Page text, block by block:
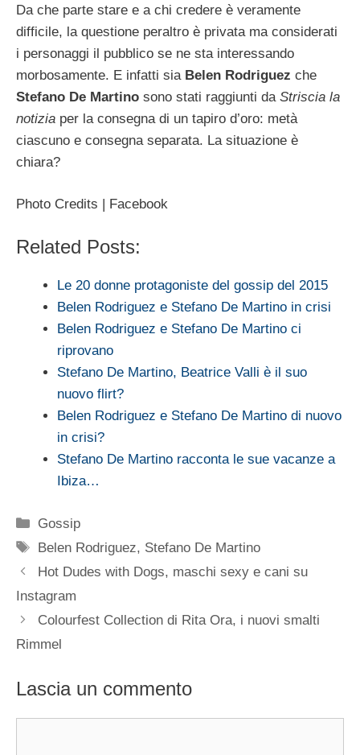
Da che parte stare e a chi credere è veramente
difficile, la questione peraltro è privata ma considerati
i personaggi il pubblico se ne sta interessando
morbosamente. E infatti sia Belen Rodriguez che
Stefano De Martino sono stati raggiunti da Striscia la
notizia per la consegna di un tapiro d’oro: metà
ciascuno e consegna separata. La situazione è
chiara?
Photo Credits | Facebook
Related Posts:
Le 20 donne protagoniste del gossip del 2015
Belen Rodriguez e Stefano De Martino in crisi
Belen Rodriguez e Stefano De Martino ci
riprovano
Stefano De Martino, Beatrice Valli è il suo
nuovo flirt?
Belen Rodriguez e Stefano De Martino di nuovo
in crisi?
Stefano De Martino racconta le sue vacanze a
Ibiza…
Categorie
Gossip
Tag
Belen Rodriguez, Stefano De Martino
Hot Dudes with Dogs, maschi sexy e cani su
Instagram
Colourfest Collection di Rita Ora, i nuovi smalti
Rimmel
Lascia un commento